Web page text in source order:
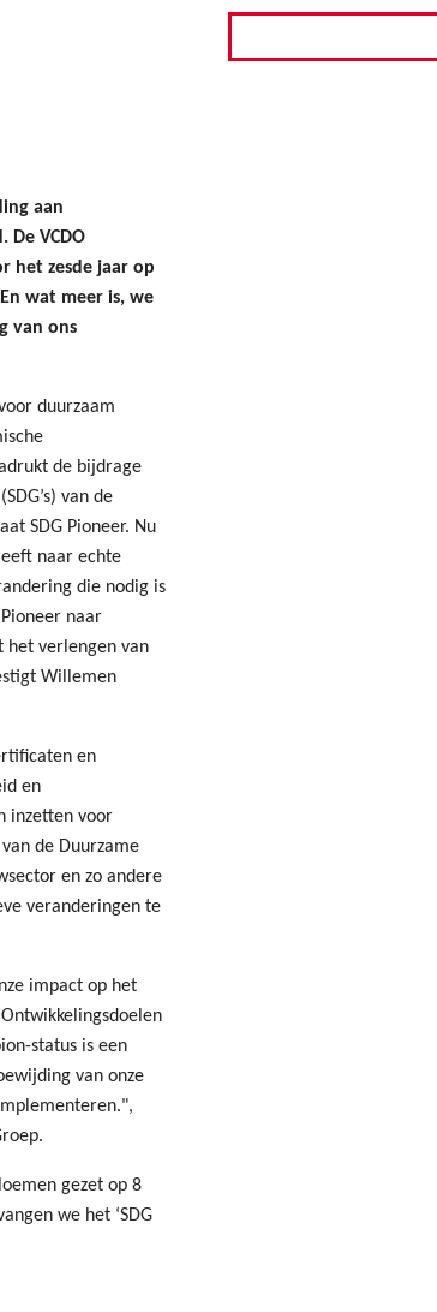
aan
VCDO
het zesde jaar op
wat meer is, we
van ons
duurzaam
de bijdrage
van de
SDG Pioneer. Nu
naar echte
die nodig is
naar
het verlengen van
Willemen
en
en
inzetten voor
de Duurzame
en zo andere
veranderingen te
impact op het
status is een
van onze
gezet op 8
we het ‘SDG